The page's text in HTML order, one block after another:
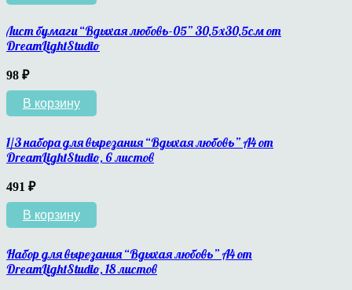
Лист бумаги “Вдыхая любовь-05” 30,5х30,5см от
DreamLightStudio
98 ₽
В корзину
1/3 набора для вырезания “Вдыхая любовь” А4 от
DreamLightStudio, 6 листов
491 ₽
В корзину
Набор для вырезания “Вдыхая любовь” А4 от
DreamLightStudio, 18 листов